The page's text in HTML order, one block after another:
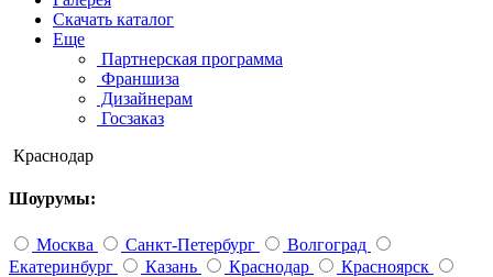
Скачать каталог
Еще
Партнерская программа
Франшиза
Дизайнерам
Госзаказ
Краснодар
Шоурумы:
Москва Санкт-Петербург
Волгоград
Екатеринбург
Казань Краснодар
Красноярск